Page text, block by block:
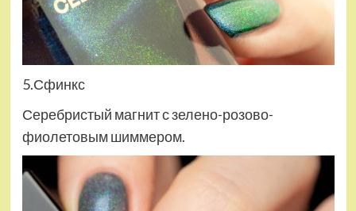
5.Сфинкс
Серебристый магнит с зелено-розово-
фиолетовым шиммером.